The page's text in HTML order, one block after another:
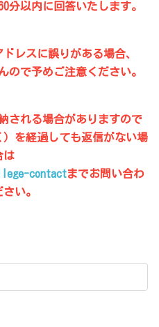
分以内に回答いたします。
レスに誤りがある場合、
ので予めご注意ください。
される場合がありますので
を経過しても返信がない場
は
contactまでお問い合わ
い。